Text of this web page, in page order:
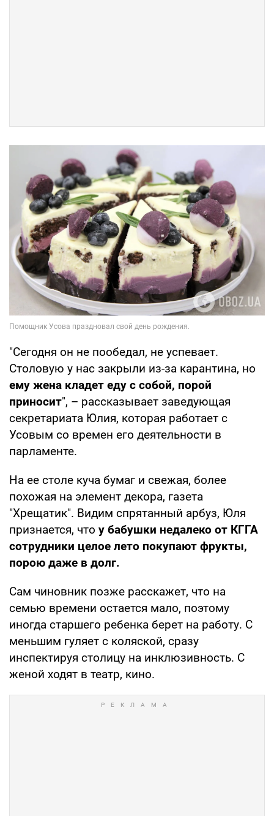
"Сегодня он не пообедал, не успевает.
Столовую у нас закрыли из-за карантина, но
ему жена кладет еду с собой, порой
приносит", – рассказывает заведующая
секретариата Юлия, которая работает с
Усовым со времен его деятельности в
парламенте.
На ее столе куча бумаг и свежая, более
похожая на элемент декора, газета
"Хрещатик". Видим спрятанный арбуз, Юля
признается, что у бабушки недалеко от КГГА
сотрудники целое лето покупают фрукты,
порою даже в долг.
Сам чиновник позже расскажет, что на
семью времени остается мало, поэтому
иногда старшего ребенка берет на работу. С
меньшим гуляет с коляской, сразу
инспектируя столицу на инклюзивность. С
женой ходят в театр, кино.